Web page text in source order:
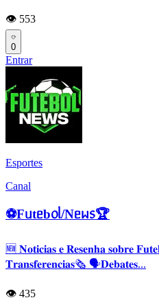
👁️ 553
0
Entrar
Esportes
Canal
⚽️Fᥙtᥱb᥆ᥣ/Nᥱᥕ᥉🏆
🆕 𝐍𝐨𝐭𝐢𝐜𝐢𝐚𝐬 𝐞 𝐑𝐞𝐬𝐞𝐧𝐡𝐚 𝐬𝐨𝐛𝐫𝐞
𝐓𝐫𝐚𝐧𝐬𝐟𝐞𝐫𝐞𝐧𝐜𝐢𝐚𝐬🗞 🗣𝐃𝐞𝐛𝐚𝐭𝐞𝐬...
👁️ 435